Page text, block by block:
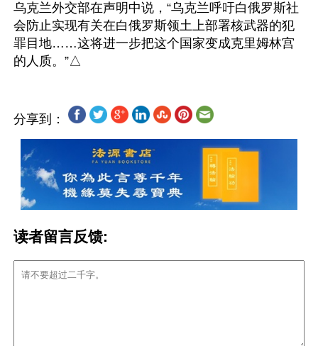
乌克兰外交部在声明中说，“乌克兰呼吁白俄罗斯社
会防止实现有关在白俄罗斯领土上部署核武器的犯
罪目地……这将进一步把这个国家变成克里姆林宫
分享到：
读者留言反馈: